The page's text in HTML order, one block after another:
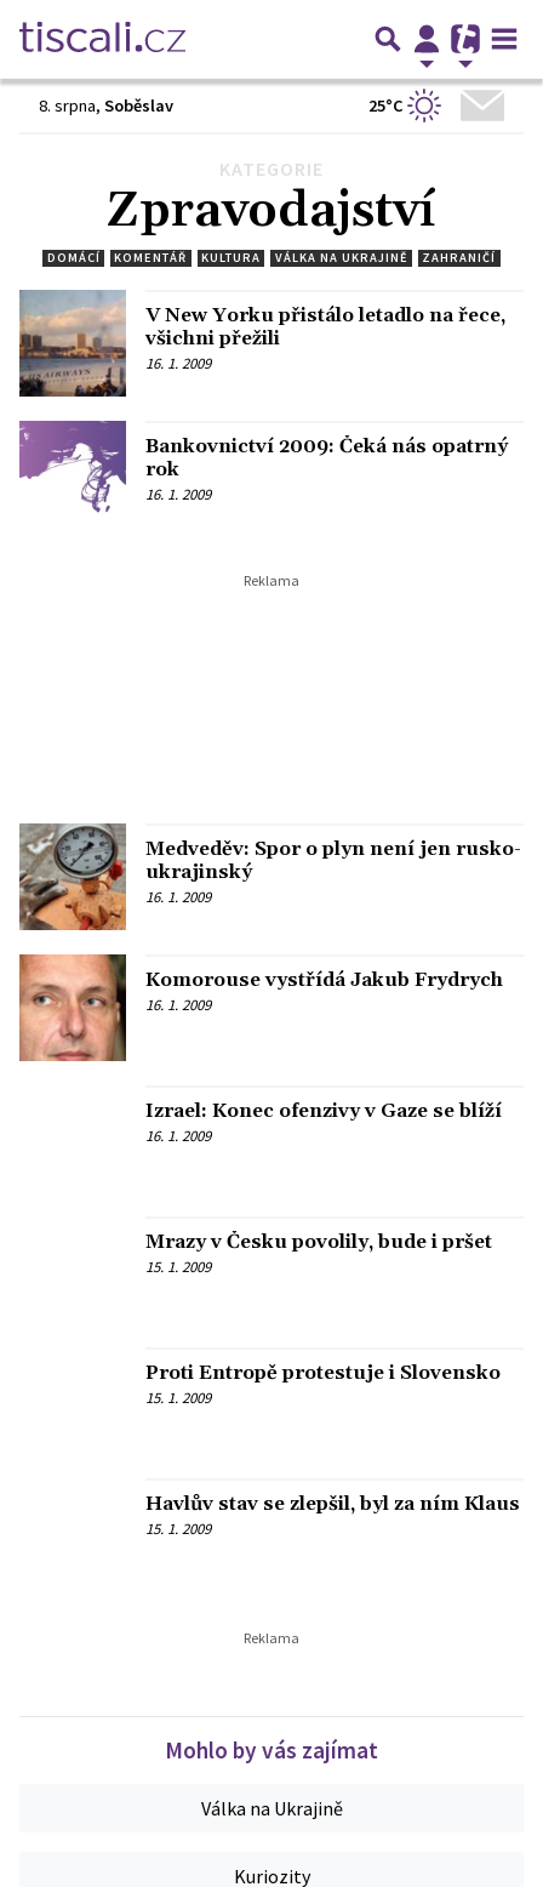
8. srpna, Soběslav 25°C
KATEGORIE
Zpravodajství
DOMÁCÍ KOMENTÁŘ KULTURA VÁLKA NA UKRAJINĚ ZAHRANIČÍ
V New Yorku přistálo letadlo na řece,
všichni přežili
16. 1. 2009
Bankovnictví 2009: Čeká nás opatrný
rok
16. 1. 2009
Medveděv: Spor o plyn není jen rusko-
ukrajinský
16. 1. 2009
Komorouse vystřídá Jakub Frydrych
16. 1. 2009
Izrael: Konec ofenzivy v Gaze se blíží
16. 1. 2009
Mrazy v Česku povolily, bude i pršet
15. 1. 2009
Proti Entropě protestuje i Slovensko
15. 1. 2009
Havlův stav se zlepšil, byl za ním Klaus
15. 1. 2009
7351 7352 7353
7392
Další
Mohlo by vás zajímat
Válka na Ukrajině
Kuriozity